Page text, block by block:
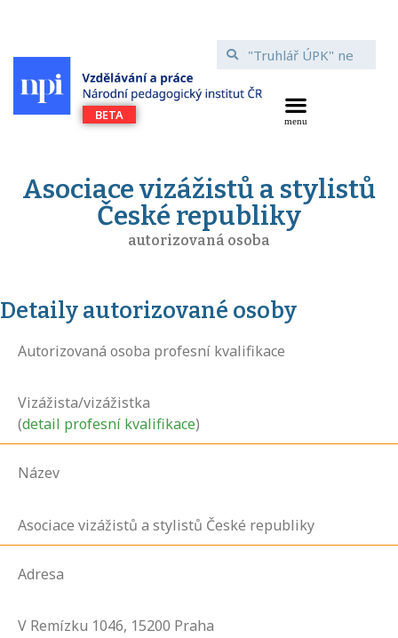
Asociace vizážistů a stylistů
České republiky
autorizovaná osoba
Detaily autorizované osoby
Autorizovaná osoba profesní kvalifikace
Vizážista/vizážistka
(detail profesní kvalifikace)
Název
Asociace vizážistů a stylistů České republiky
Adresa
V Remízku 1046, 15200 Praha